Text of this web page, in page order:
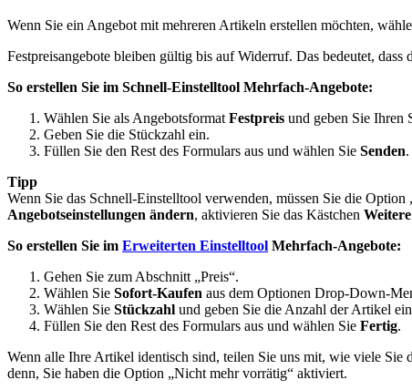
Wenn Sie ein Angebot mit mehreren Artikeln erstellen möchten,
Festpreisangebote bleiben gültig bis auf Widerruf. Das bedeutet,
So erstellen Sie im Schnell-Einstelltool Mehrfach-Angebote:
Wählen Sie als Angebotsformat Festpreis und geben Sie Ihren
Geben Sie die Stückzahl ein.
Füllen Sie den Rest des Formulars aus und wählen Sie Senden.
Tipp
Wenn Sie das Schnell-Einstelltool verwenden, müssen Sie die
Angebotseinstellungen ändern, aktivieren Sie das Kästchen
So erstellen Sie im Erweiterten Einstelltool Mehrfach-Angebote:
Gehen Sie zum Abschnitt „Preis“.
Wählen Sie Sofort-Kaufen aus dem Optionen Drop-Down-
Wählen Sie Stückzahl und geben Sie die Anzahl der Artikel
Füllen Sie den Rest des Formulars aus und wählen Sie Fertig.
Wenn alle Ihre Artikel identisch sind, teilen Sie uns mit, wie viele
denn, Sie haben die Option „Nicht mehr vorrätig“ aktiviert.